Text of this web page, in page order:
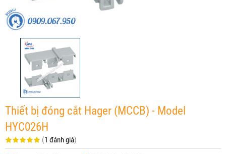
Thiết bị đóng cắt Hager (MCCB) - Model
HYC026H
(1 đánh giá)